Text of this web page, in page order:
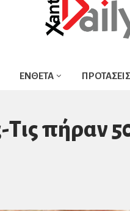
ΕΝΘΕΤΑ ΠΡΟΤΑΣΕΙΣ
Τις πήραν